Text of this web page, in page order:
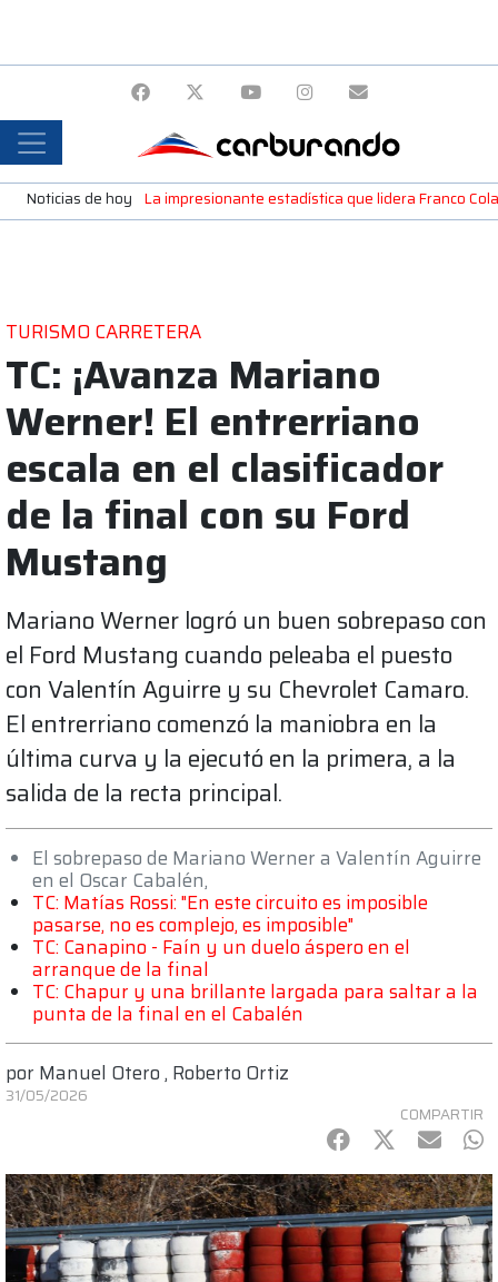
Noticias de hoy La impresionante estadística que lidera Franco
TURISMO CARRETERA
TC: ¡Avanza Mariano
Werner! El entrerriano
escala en el clasificador
de la final con su Ford
Mustang
Mariano Werner logró un buen sobrepaso con
el Ford Mustang cuando peleaba el puesto
con Valentín Aguirre y su Chevrolet Camaro.
El entrerriano comenzó la maniobra en la
última curva y la ejecutó en la primera, a la
salida de la recta principal.
El sobrepaso de Mariano Werner a Valentín Aguirre
en el Oscar Cabalén,
TC: Matías Rossi: "En este circuito es imposible
pasarse, no es complejo, es imposible"
TC: Canapino - Faín y un duelo áspero en el
arranque de la final
TC: Chapur y una brillante largada para saltar a la
punta de la final en el Cabalén
por Manuel Otero, Roberto Ortiz
31/05/2026
COMPARTIR
Facebook
Twitter
mail